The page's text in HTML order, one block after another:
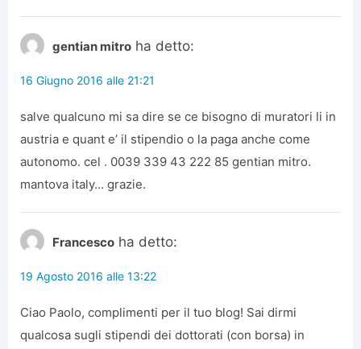
gentian mitro ha detto:
16 Giugno 2016 alle 21:21
salve qualcuno mi sa dire se ce bisogno di muratori li in
austria e quant e’ il stipendio o la paga anche come
autonomo. cel . 0039 339 43 222 85 gentian mitro.
mantova italy… grazie.
Francesco ha detto:
19 Agosto 2016 alle 13:22
Ciao Paolo, complimenti per il tuo blog! Sai dirmi
qualcosa sugli stipendi dei dottorati (con borsa) in